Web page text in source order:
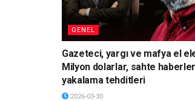
GENEL
Gazeteci, yargı ve mafya el
Milyon dolarlar, sahte
yakalama tehditleri
2026-03-30